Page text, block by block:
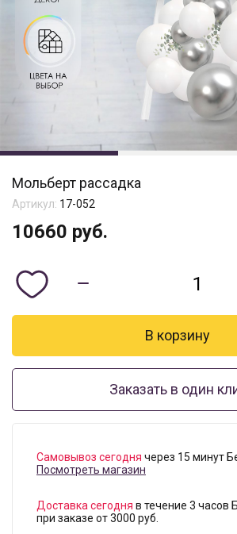
Мольберт рассадка
Артикул: 17-052
10660 руб.
Заказать в один
Самовывоз сегодня через 15 минут
Посмотреть магазин
Доставка сегодня в течение 3 часов
при заказе от 3000 руб.